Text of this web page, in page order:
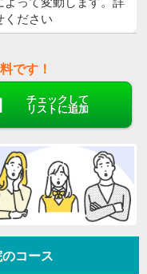
ください
です！
チェックして
リストに追加
コース